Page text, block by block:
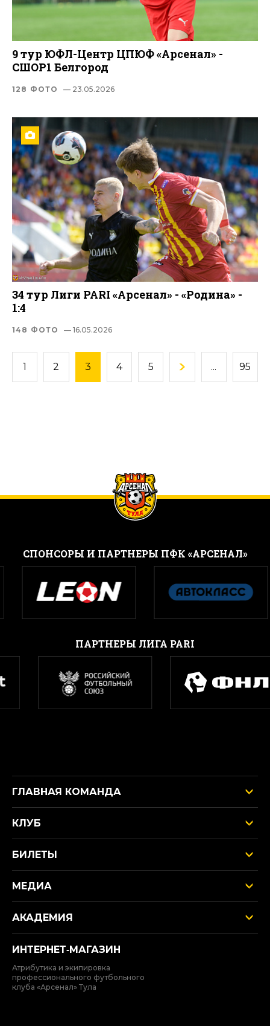
9 тур ЮФЛ-Центр ЦПЮФ «Арсенал» -
СШОР1 Белгород
128 ФОТО — 23.05.2026
34 тур Лиги PARI «Арсенал» - «Родина» -
1:4
148 ФОТО — 16.05.2026
1 2 3 4 5 ... 95
CПОНСОРЫ И ПАРТНЕРЫ ПФК «АРСЕНАЛ»
ПАРТНЕРЫ ЛИГА PARI
ГЛАВНАЯ КОМАНДА
КЛУБ
БИЛЕТЫ
МЕДИА
АКАДЕМИЯ
ИНТЕРНЕТ‑МАГАЗИН
Атрибутика и экипировка
профессионального футбольного
клуба «Арсенал» Тула